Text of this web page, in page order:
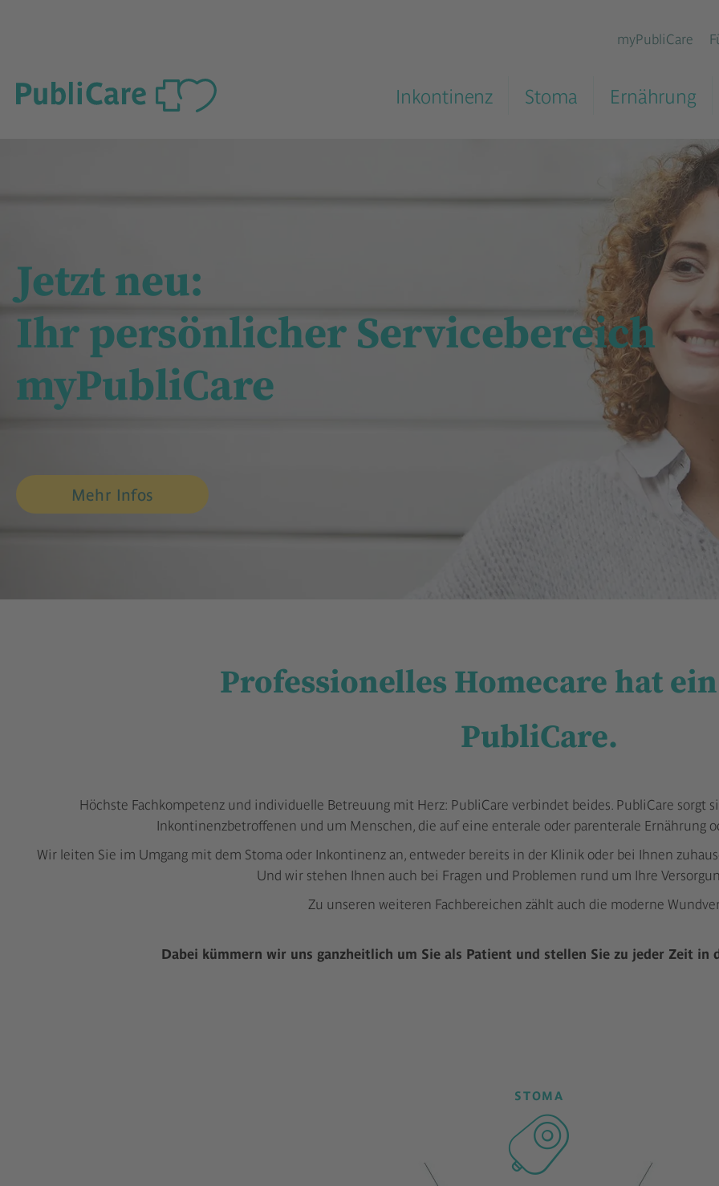
myPubliCare
Inkontinenz Stoma Ernährung
Jetzt neu:
Ihr persönlicher Servicebereich
myPubliCare
Mehr Infos
Professionelles Homecare hat
PubliCare.
Höchste Fachkompetenz und individuelle Betreuung mit Herz: PubliCare verbindet beides. PubliCare sorgt
Inkontinenzbetroffenen und um Menschen, die auf eine enterale oder parenterale Ernährung
Wir leiten Sie im Umgang mit dem Stoma oder Inkontinenz an, entweder bereits in der Klinik oder bei Ihnen
Und wir stehen Ihnen auch bei Fragen und Problemen rund um Ihre
Zu unseren weiteren Fachbereichen zählt auch die moderne
Dabei kümmern wir uns ganzheitlich um Sie als Patient und stellen Sie zu jeder Zeit
STOMA